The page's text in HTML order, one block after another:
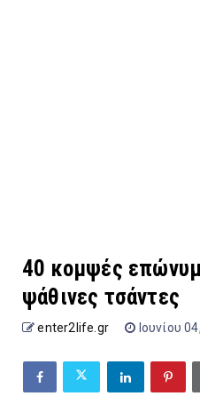
40 κομψές
ψάθινες τσάντες
enter2life.gr Ιουνίου